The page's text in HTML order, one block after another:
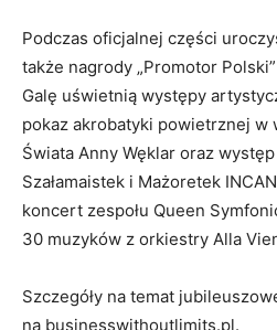
Podczas oficjalnej części
także nagrody „Promotor
Galę uświetnią występy
pokaz akrobatyki powietrznej w
Świata Anny Węklar oraz
Szałamaistek i Mażoretek
koncert zespołu Queen
30 muzyków z orkiestry Alla
Szczegóły na temat
na businesswithoutlimits.pl.